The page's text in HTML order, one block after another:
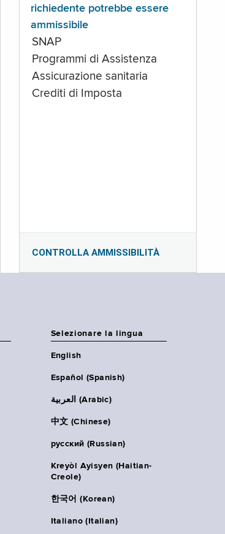
richiedente potrebbe essere
ammissibile
SNAP
Programmi di Assistenza
Assicurazione sanitaria
Crediti di Imposta
CONTROLLA AMMISSIBILITÀ
Selezionare la lingua
English
Español (Spanish)
العربية (Arabic)
中文 (Chinese)
русский (Russian)
Kreyòl Ayisyen (Haitian-
Creole)
한국어 (Korean)
Italiano (Italian)